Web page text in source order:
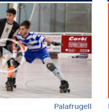
Palafrugell